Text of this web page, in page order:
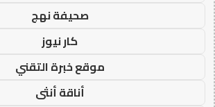
صحيفة نهج
كار نيوز
موقع خبرة التقني
أناقة أنثى